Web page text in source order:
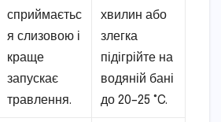
сприймаєтьс
я слизовою і
краще
запускає
травлення.
хвилин або
злегка
підігрійте на
водяній бані
до 20–25 °C.